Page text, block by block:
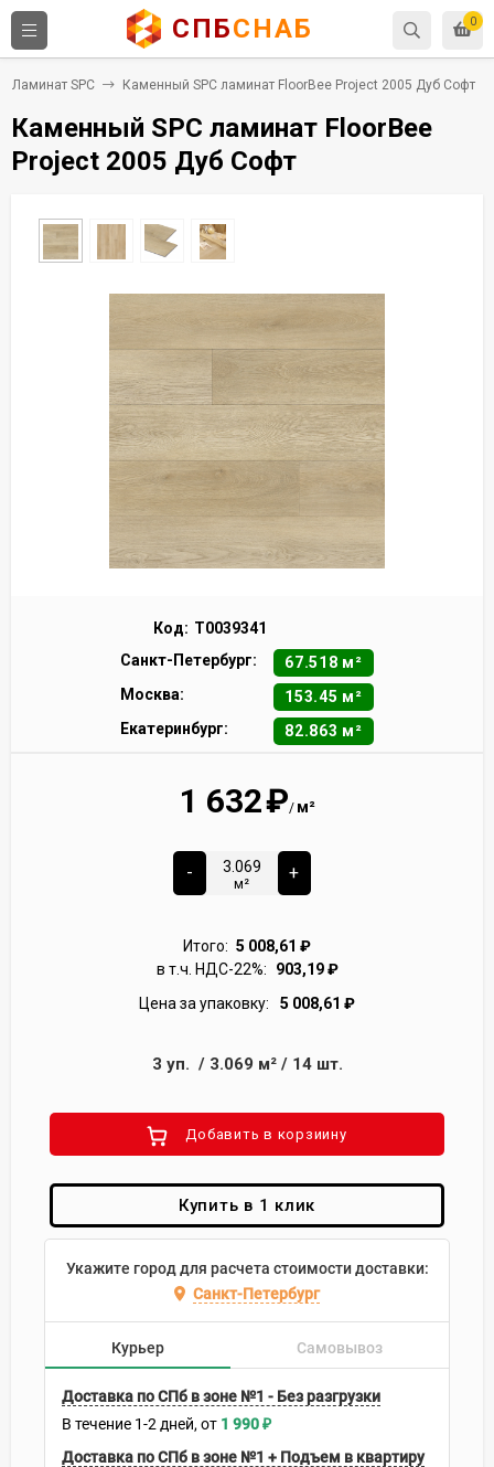
0
СПБСНАБ
Ламинат SPC Каменный SPC ламинат FloorBee Project 2005 Дуб Софт
Каменный SPC ламинат FloorBee
Project 2005 Дуб Софт
Код: Т0039341
Санкт-Петербург:
67.518 м²
Москва:
153.45 м²
Екатеринбург:
82.863 м²
1 632₽/ м²
-
м²
+
Итого: 5 008,61 ₽
в т.ч. НДС-22%:
903,19₽
Цена за упаковку:
5 008,61 ₽
3 уп. / 3.069 м²/ 14 шт.
Добавить в корзиину
Купить в 1 клик
Укажите город для расчета стоимости доставки:
Санкт-Петербург
Курьер Самовывоз
Доставка по СПб в зоне №1 - Без разгрузки
В течение 1-2 дней 1 990₽
Доставка по СПб в зоне №1 + Подъем в квартиру